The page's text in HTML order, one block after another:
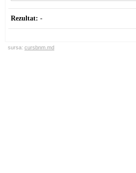
Rezultat: -
sursa: cursbnm.md